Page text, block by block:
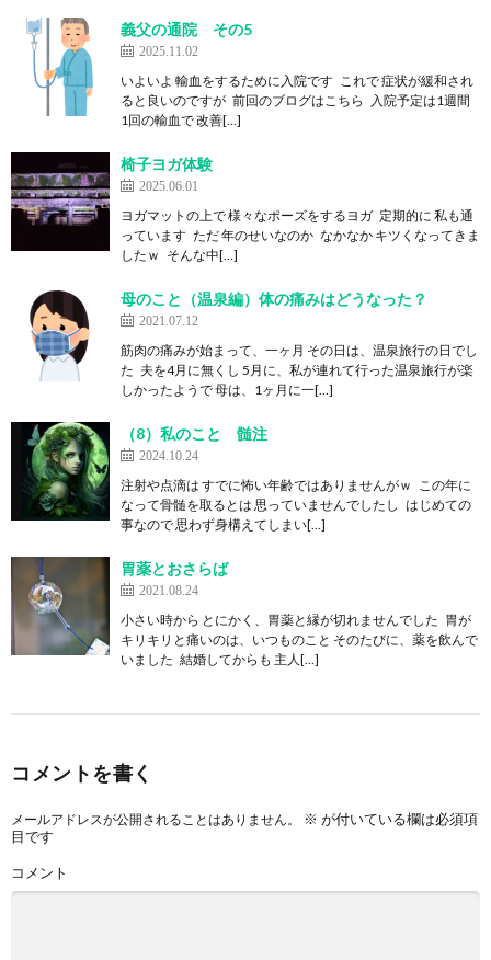
義父の通院 その5
2025.11.02
いよいよ 輸血をするために入院です これで 症状が緩和され
ると良いのですが 前回のブログはこちら 入院予定は1週間
1回の輸血で 改善[…]
椅子ヨガ体験
2025.06.01
ヨガマットの上で 様々なポーズをするヨガ 定期的に 私も通
っています ただ 年のせいなのか なかなか キツくなってきま
したｗ そんな中[…]
母のこと（温泉編）体の痛みはどうなった？
2021.07.12
筋肉の痛みが始まって、一ヶ月 その日は、温泉旅行の日でし
た 夫を4月に無くし 5月に、私が連れて行った温泉旅行が楽
しかったようで 母は、1ヶ月に一[…]
（8）私のこと 髄注
2024.10.24
注射や点滴は すでに怖い年齢ではありませんがｗ この年に
なって骨髄を取るとは 思っていませんでしたし はじめての
事なので 思わず身構えてしまい[…]
胃薬とおさらば
2021.08.24
小さい時から とにかく、胃薬と縁が切れませんでした 胃が
キリキリと痛いのは、いつものこと そのたびに、薬を飲んで
いました 結婚してからも 主人[…]
コメントを書く
メールアドレスが公開されることはありません。 ※ が付いている欄は必須項
目です
コメント